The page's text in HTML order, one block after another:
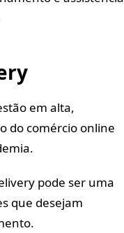
em alta,
do comércio online
pode ser uma
que desejam